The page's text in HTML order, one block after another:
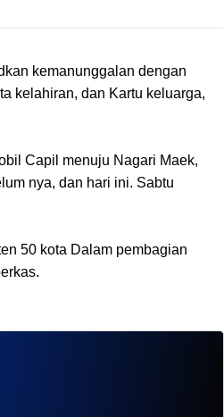
kemanunggalan dengan
kelahiran, dan Kartu keluarga,
Capil menuju Nagari Maek,
nya, dan hari ini. Sabtu
50 kota Dalam pembagian